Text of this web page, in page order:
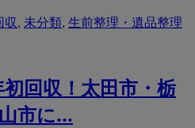
収, 未分類, 生前整理・遺品整理
回収！太田市・栃
市に...